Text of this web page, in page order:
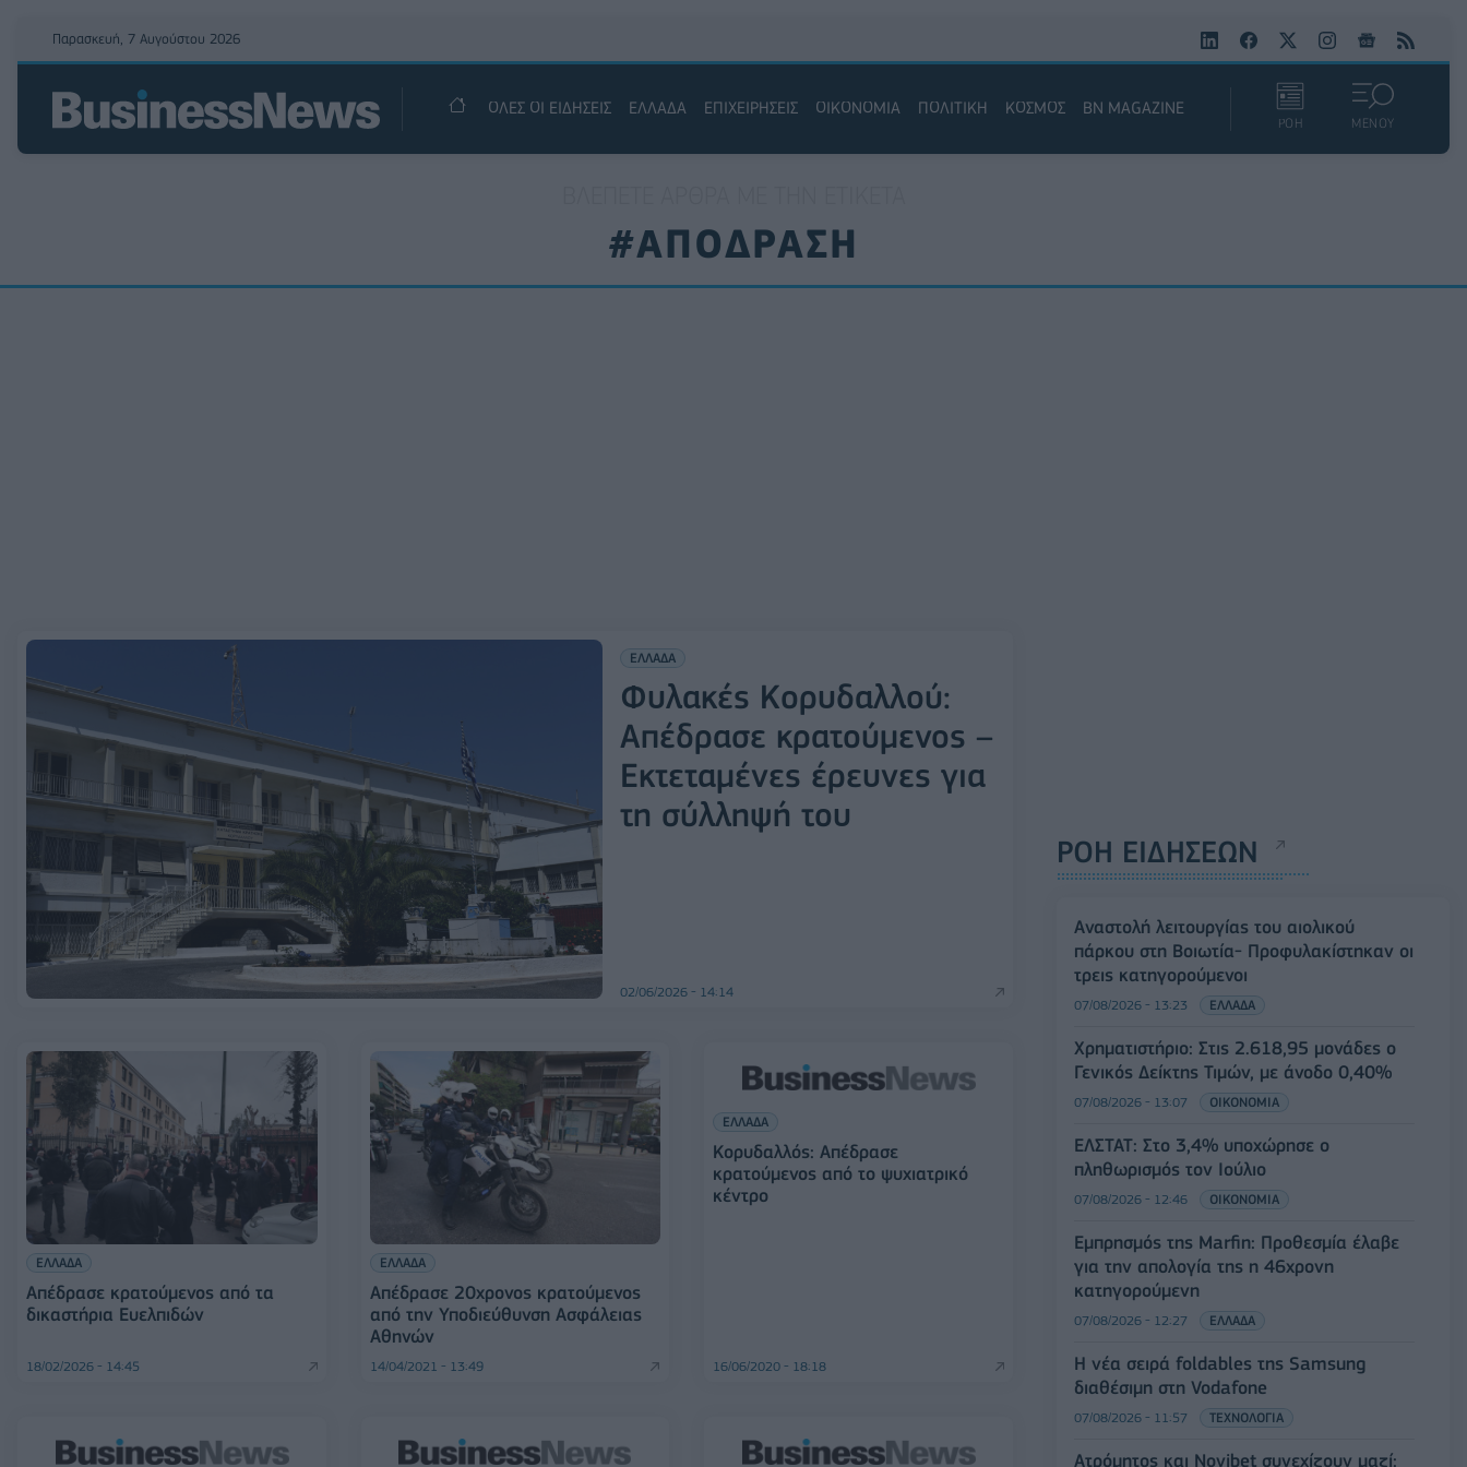
Παρασκευή, 7 Αυγούστου 2026
ΟΛΕΣ ΟΙ ΕΙΔΗΣΕΙΣ ΕΛΛΑΔΑ ΕΠΙΧΕΙΡΗΣΕΙΣ ΟΙΚΟΝΟΜΙΑ ΠΟΛΙΤΙΚΗ ΚΟΣΜΟΣ BN MAGAZINE
ΡΟΗ ΜΕΝΟΥ
#ΑΠΟΔΡΑΣΗ
ΕΛΛΑΔΑ
Φυλακές Κορυδαλλού:
Απέδρασε κρατούμενος –
Εκτεταμένες έρευνες για
τη σύλληψή του
02/06/2026 - 14:14
ΕΛΛΑΔΑ
Απέδρασε κρατούμενος από τα
δικαστήρια Ευελπιδών
18/02/2026 - 14:45
ΕΛΛΑΔΑ
Απέδρασε 20χρονος κρατούμενος
από την Υποδιεύθυνση Ασφάλειας
Αθηνών
14/04/2021 - 13:49
ΕΛΛΑΔΑ
Κορυδαλλός: Απέδρασε
κρατούμενος από το ψυχιατρικό
κέντρο
16/06/2020 - 18:18
ΡΟΗ ΕΙΔΗΣΕΩΝ
Αναστολή λειτουργίας του αιολικού
πάρκου στη Βοιωτία- Προφυλακίστηκαν οι
τρεις κατηγορούμενοι
07/08/2026 - 13:23 ΕΛΛΑΔΑ
Χρηματιστήριο: Στις 2.618,95 μονάδες ο
Γενικός Δείκτης Τιμών, με άνοδο 0,40%
07/08/2026 - 13:07 ΟΙΚΟΝΟΜΙΑ
ΕΛΣΤΑΤ: Στο 3,4% υποχώρησε ο
πληθωρισμός τον Ιούλιο
07/08/2026 - 12:46 ΟΙΚΟΝΟΜΙΑ
Εμπρησμός της Marfin: Προθεσμία έλαβε
για την απολογία της η 46χρονη
κατηγορούμενη
07/08/2026 - 12:27 ΕΛΛΑΔΑ
Η νέα σειρά foldables της Samsung
διαθέσιμη στη Vodafone
07/08/2026 - 11:57 ΤΕΧΝΟΛΟΓΙΑ
Ατρόμητος και Novibet συνεχίζουν μαζί: